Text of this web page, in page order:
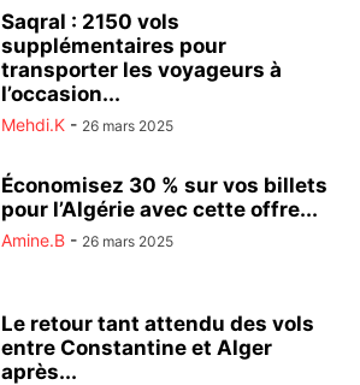
Saqral : 2150 vols
supplémentaires pour
transporter les voyageurs à
l’occasion...
Mehdi.K - 26 mars 2025
Économisez 30 % sur vos billets
pour l’Algérie avec cette offre...
Amine.B - 26 mars 2025
Le retour tant attendu des vols
entre Constantine et Alger
après...